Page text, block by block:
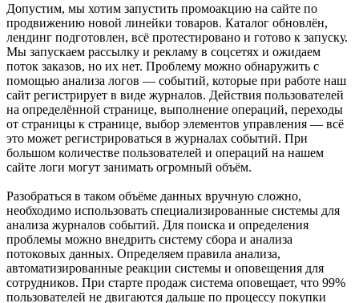
Допустим, мы хотим запустить промоакцию на сайте по
продвижению новой линейки товаров. Каталог обновлён,
лендинг подготовлен, всё протестировано и готово к запуску.
Мы запускаем рассылку и рекламу в соцсетях и ожидаем
поток заказов, но их нет. Проблему можно обнаружить с
помощью анализа логов — событий, которые при работе наш
сайт регистрирует в виде журналов. Действия пользователей
на определённой странице, выполнение операций, переходы
от страницы к странице, выбор элементов управления — всё
это может регистрироваться в журналах событий. При
большом количестве пользователей и операций на нашем
сайте логи могут занимать огромный объём.
Разобраться в таком объёме данных вручную сложно,
необходимо использовать специализированные системы для
анализа журналов событий. Для поиска и определения
проблемы можно внедрить систему сбора и анализа
потоковых данных. Определяем правила анализа,
автоматизированные реакции системы и оповещения для
сотрудников. При старте продаж система оповещает, что 99%
пользователей не двигаются дальше по процессу покупки